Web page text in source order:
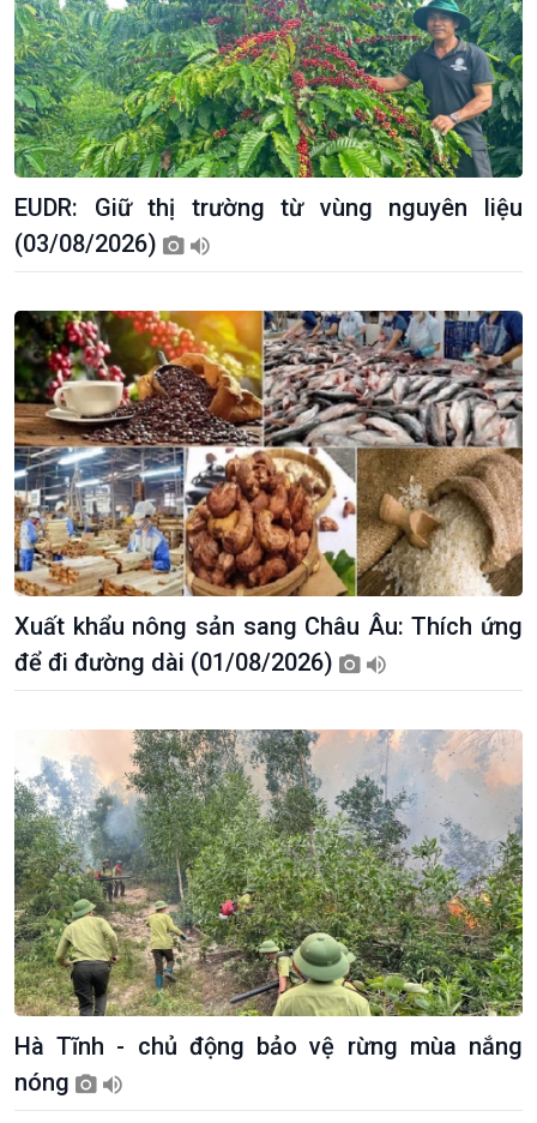
Giới thiệu
Thời sự
Thời sự 6h
Thời sự 18h
Bản tin
Chuyên mục
Theo dòng Thời sự
EUDR: Giữ thị trường từ vùng nguyên liệu
(03/08/2026)
Xuất khẩu nông sản sang Châu Âu: Thích ứng
để đi đường dài (01/08/2026)
Hà Tĩnh - chủ động bảo vệ rừng mùa nắng
nóng